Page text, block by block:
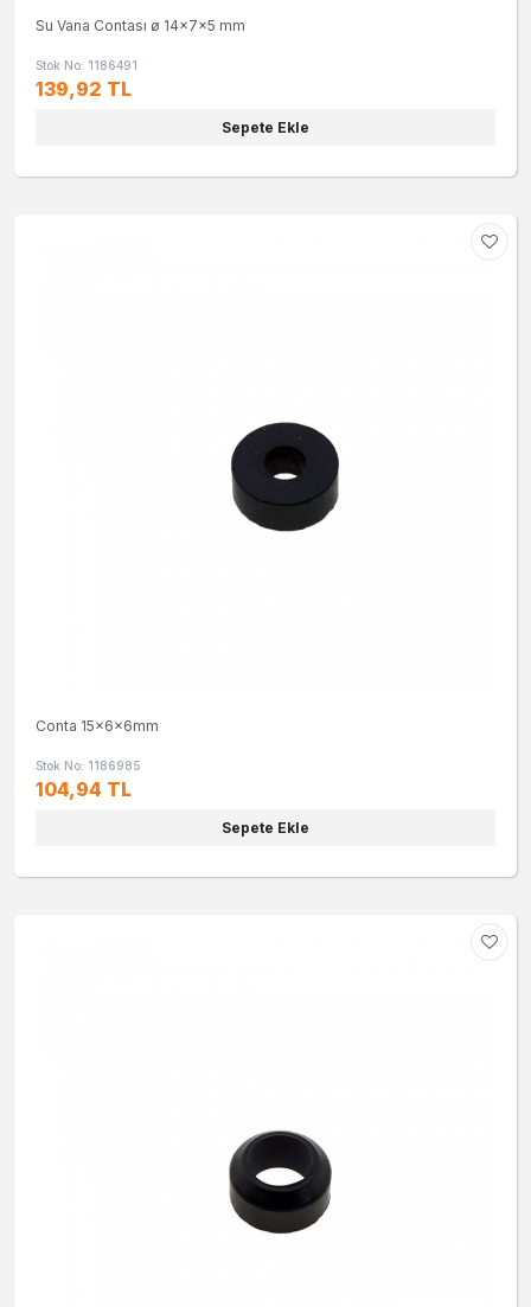
Su Vana Contası ø 14x7x5 mm
Stok No: 1186491
139,92 TL
Sepete Ekle
Conta 15x6x6mm
Stok No: 1186985
104,94 TL
Sepete Ekle